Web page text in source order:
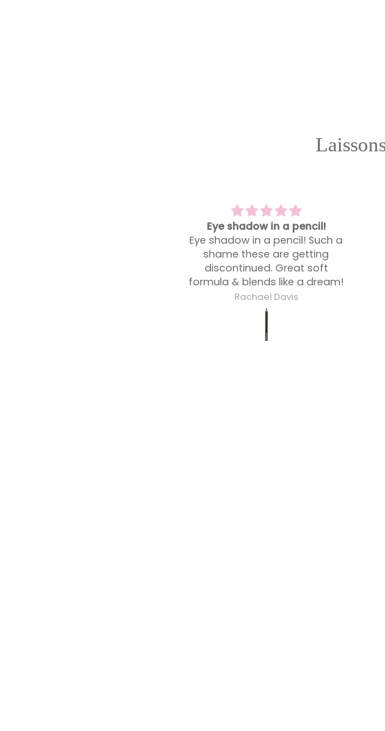
A heatwave must have! Keeps
shine at bay
A heatwave must have! Keeps
shine at bay so you’re only
glowing not an oil slick by
midday!
Rachael Davis